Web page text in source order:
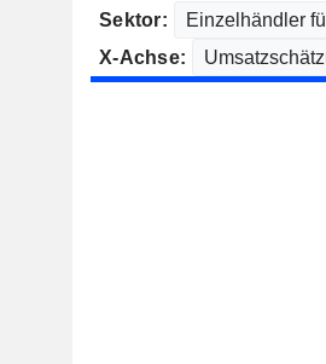
Sektor:
X-Achse: